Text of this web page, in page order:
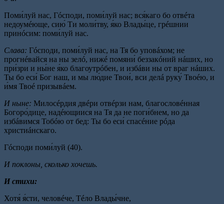
Поми́луй нас, Гóсподи, поми́луй нас; вся́каго бо отвéта
недоумéюще, сию́ Ти моли́тву, я́ко Влады́це, грéшнии
принóсим: поми́луй нас.
Слава: Гóсподи, поми́луй нас, на Тя бо уповáхом; не
прогнéвайся на ны зелó, нижé помяни́ беззакóний нáших, но
при́зри и ны́не я́ко благоутрóбен, и избáви ны от враг нáших.
Ты бо еси́ Бог наш, и мы лю́дие Твои́, вси делá руку́ Твоéю, и
и́мя Твоé призывáем.
И ныне: Милосéрдия двéри отвéрзи нам, благословéнная
Богоро́дице, надéющиися на Тя да не поги́бнем, но да
избáвимся Тобóю от бед: Ты бо еси́ спасéние рóда
христиáнскаго.
Гóсподи поми́луй (40).
И поклоны, сколько хочешь.
И стихи:
Хотя́ я́сти, человéче, Тéло Влады́чне,